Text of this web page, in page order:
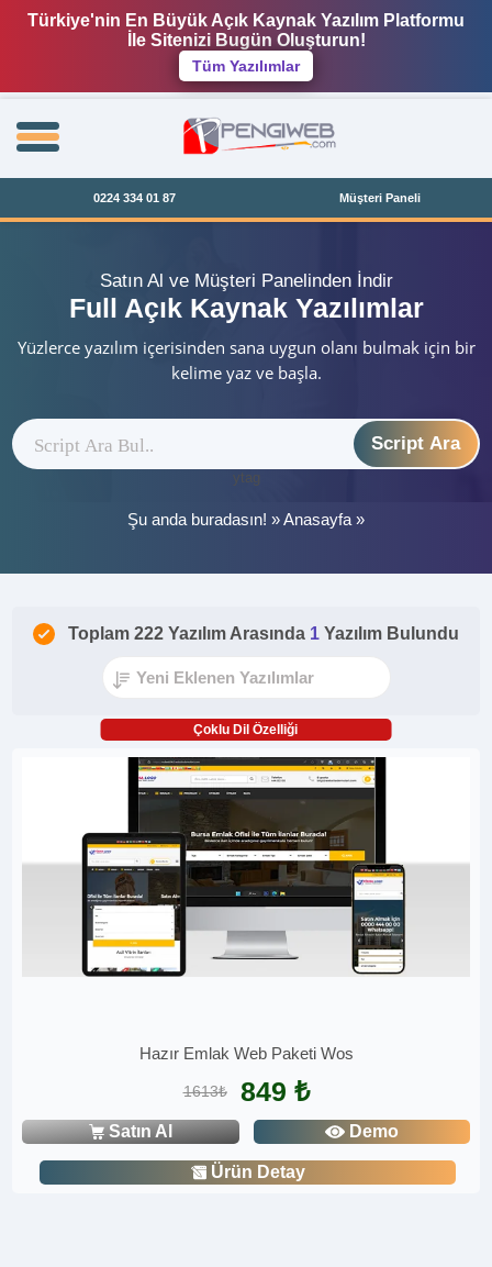
Türkiye'nin En Büyük Açık Kaynak Yazılım Platformu
İle Sitenizi Bugün Oluşturun!
Tüm Yazılımlar
0224 334 01 87 Müşteri Paneli
Satın Al ve Müşteri Panelinden İndir
Full Açık Kaynak Yazılımlar
Yüzlerce yazılım içerisinden sana uygun olanı bulmak için bir
kelime yaz ve başla.
Script Ara
ytag
Şu anda buradasın! »Anasayfa »
Toplam 222 Yazılım Arasında 1 Yazılım Bulundu
Çoklu Dil Özelliği
Hazır Emlak Web Paketi Wos
1613₺ 849 ₺
Satın Al Demo
Ürün Detay